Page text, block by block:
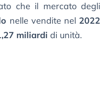
che il mercato degli
nelle vendite nel 2022
miliardi di unità.